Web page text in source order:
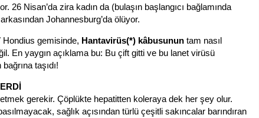
26 Nisan’da zira kadın da (bulaşın başlangıcı bağlamında
arkasından Johannesburg’da ölüyor.
gemisinde, Hantavirüs(*) kâbusunun tam nasıl
En yaygın açıklama bu: Bu çift gitti ve bu lanet virüsü
taşıdı!
gerekir. Çöplükte hepatitten koleraya dek her şey olur.
sağlık açısından türlü çeşitli sakıncalar barındıran